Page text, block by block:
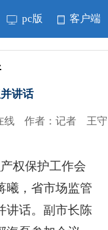
pc版 客户端
讲话
线 作者：记者 王守
权保护工作会
曦，省市场监管
讲话。副市长陈